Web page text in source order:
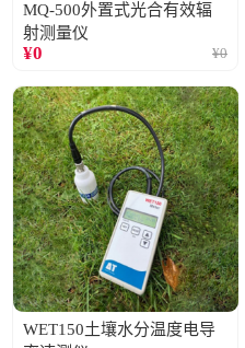
MQ-500外置式光合有效辐
射测量仪
¥0 ¥0
WET150土壤水分温度电导